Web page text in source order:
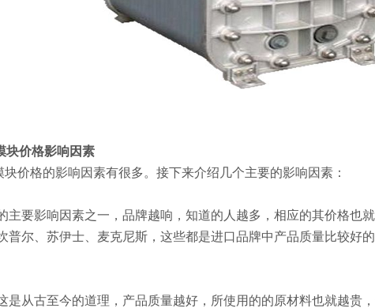
块价格影响因素
价格的影响因素有很多。接下来介绍几个主要的影响因素：
主要影响因素之一，品牌越响，知道的人越多，相应的其价格也
普尔、苏伊士、麦克尼斯，这些都是进口品牌中产品质量比较好
是从古至今的道理，产品质量越好，所使用的的原材料也就越贵